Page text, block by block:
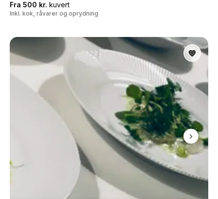
Fra 500 kr. kuvert
Inkl. kok, råvarer og oprydning